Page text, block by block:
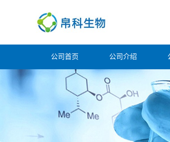
公司首页 公司介绍